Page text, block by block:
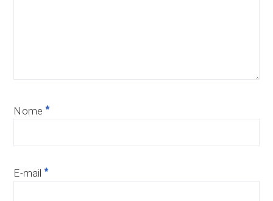
Nome *
E-mail *